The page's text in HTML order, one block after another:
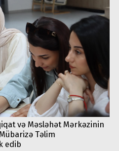
və Məsləhət Mərkəzinin
Təlim
edib